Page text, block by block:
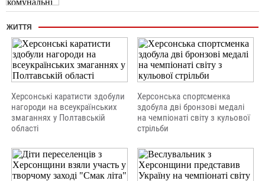
ЖИТТЯ
Херсонські каратисти здобули
нагороди на всеукраїнських
змаганнях у Полтавській
області
Херсонська спортсменка
здобула дві бронзові медалі
на чемпіонаті світу з кульової
стрільби